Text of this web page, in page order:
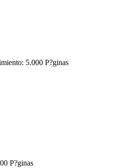
5.000 P?ginas
P?ginas